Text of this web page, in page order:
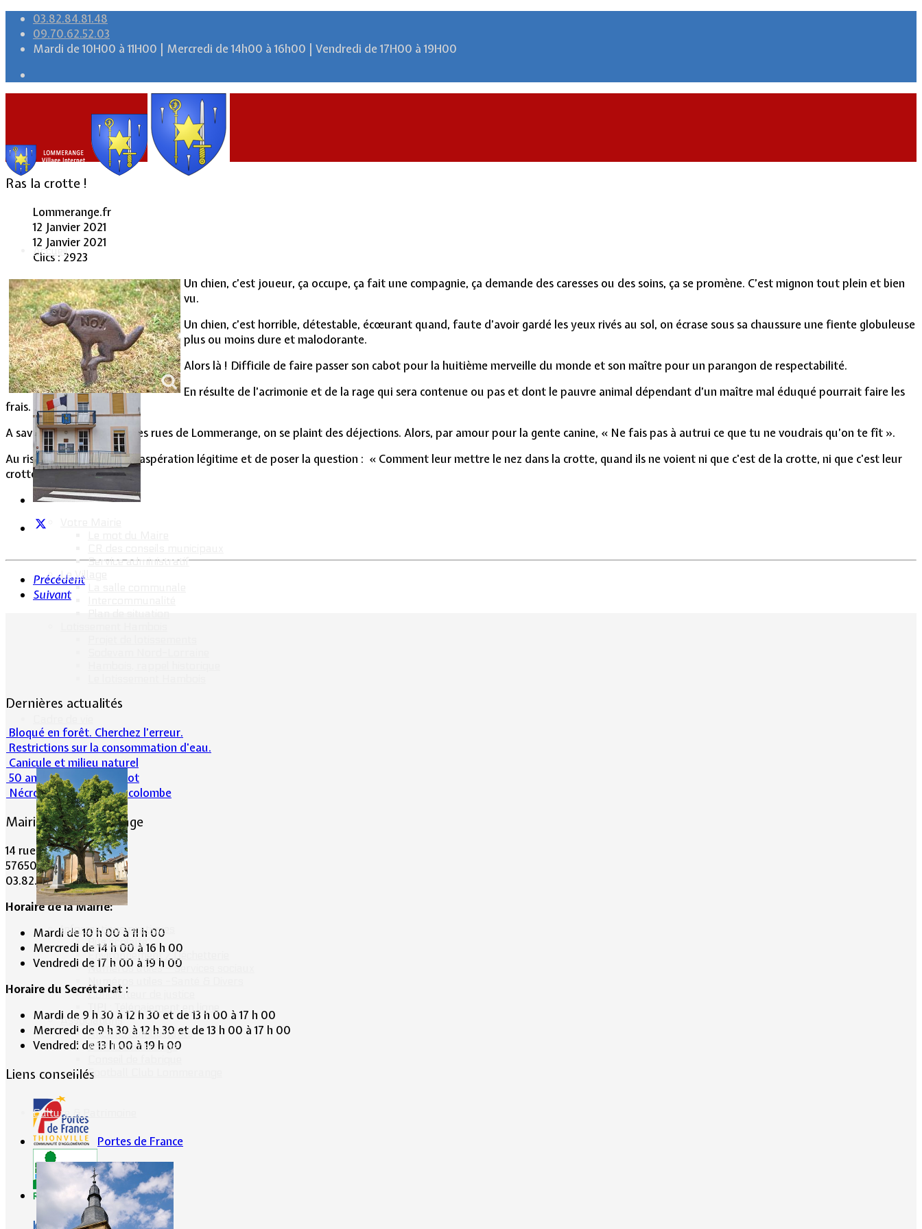
03.82.84.81.48
09.70.62.52.03
Mardi de 10H00 à 11H00 | Mercredi de 14h00 à 16h00 | Vendredi de 17H00 à 19H00
Accueil
Vie Municipale
Service administratif
Le Village
Informations pratiques
Bus scolaire
Environnement / Déchetterie
Numéros utiles - Services sociaux
Numéros utiles -Santé & Divers
Conciliateur de justice
TIPI : Télépaiement en ligne
Associations
Anciens combattants
ASK Lommerange
Football Club Lommerange
Culture & Patrimoine
Ras la crotte !
Lommerange.fr
12 Janvier 2021
12 Janvier 2021
Clics : 2923
Un chien, c’est joueur, ça occupe, ça fait une compagnie, ça demande des caresses ou des soins, ça se promène. C’est mignon tout plein et bien
vu.
Un chien, c’est horrible, détestable, écœurant quand, faute d’avoir gardé les yeux rivés au sol, on écrase sous sa chaussure une fiente globuleuse
plus ou moins dure et malodorante.
Alors là ! Difficile de faire passer son cabot pour la huitième merveille du monde et son maître pour un parangon de respectabilité.
En résulte de l’acrimonie et de la rage qui sera contenue ou pas et dont le pauvre animal dépendant d’un maître mal éduqué pourrait faire les
frais.
A savoir que dans toutes les rues de Lommerange, on se plaint des déjections. Alors, par amour pour la gente canine, « Ne fais pas à autrui ce que tu ne voudrais qu’on te fît ».
Au risque de titiller une exaspération légitime et de poser la question : « Comment leur mettre le nez dans la crotte, quand ils ne voient ni que c'est de la crotte, ni que c'est leur
crotte? » (Elsa Triolet)
Précédent
Suivant
Dernières actualités
Bloqué en forêt. Cherchez l’erreur.
Restrictions sur la consommation d'eau.
Canicule et milieu naturel
50 ans d’histoires de foot
Nécrologie : Norbert Lacolombe
Mairie de Lommerange
14 rue Maréchal Joffre
57650 LOMMERANGE
03.82.84.81.48
Horaire de la Mairie:
Mardi de 10 h 00 à 11 h 00
Mercredi de 14 h 00 à 16 h 00
Vendredi de 17 h 00 à 19 h 00
Horaire du Secrétariat :
Mardi de 9 h 30 à 12 h 30 et de 13 h 00 à 17 h 00
Mercredi de 9 h 30 à 12 h 30 et de 13 h 00 à 17 h 00
Vendredi de 13 h 00 à 19 h 00
Liens conseillés
Portes de France
CG57